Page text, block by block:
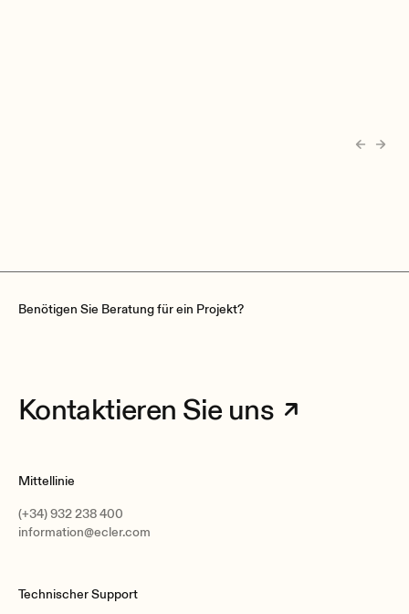
Benötigen Sie Beratung für ein Projekt?
Kontaktieren Sie uns
Mittellinie
(+34) 932 238 400
information@ecler.com
Technischer Support